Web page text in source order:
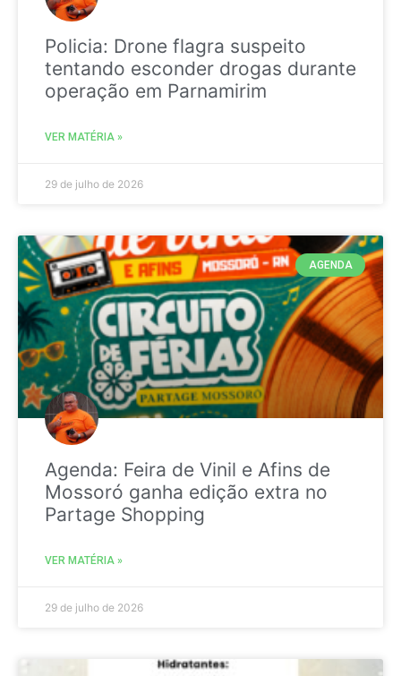
Policia: Drone flagra suspeito
tentando esconder drogas durante
operação em Parnamirim
VER MATÉRIA »
29 de julho de 2026
AGENDA
Agenda: Feira de Vinil e Afins de
Mossoró ganha edição extra no
Partage Shopping
VER MATÉRIA »
29 de julho de 2026